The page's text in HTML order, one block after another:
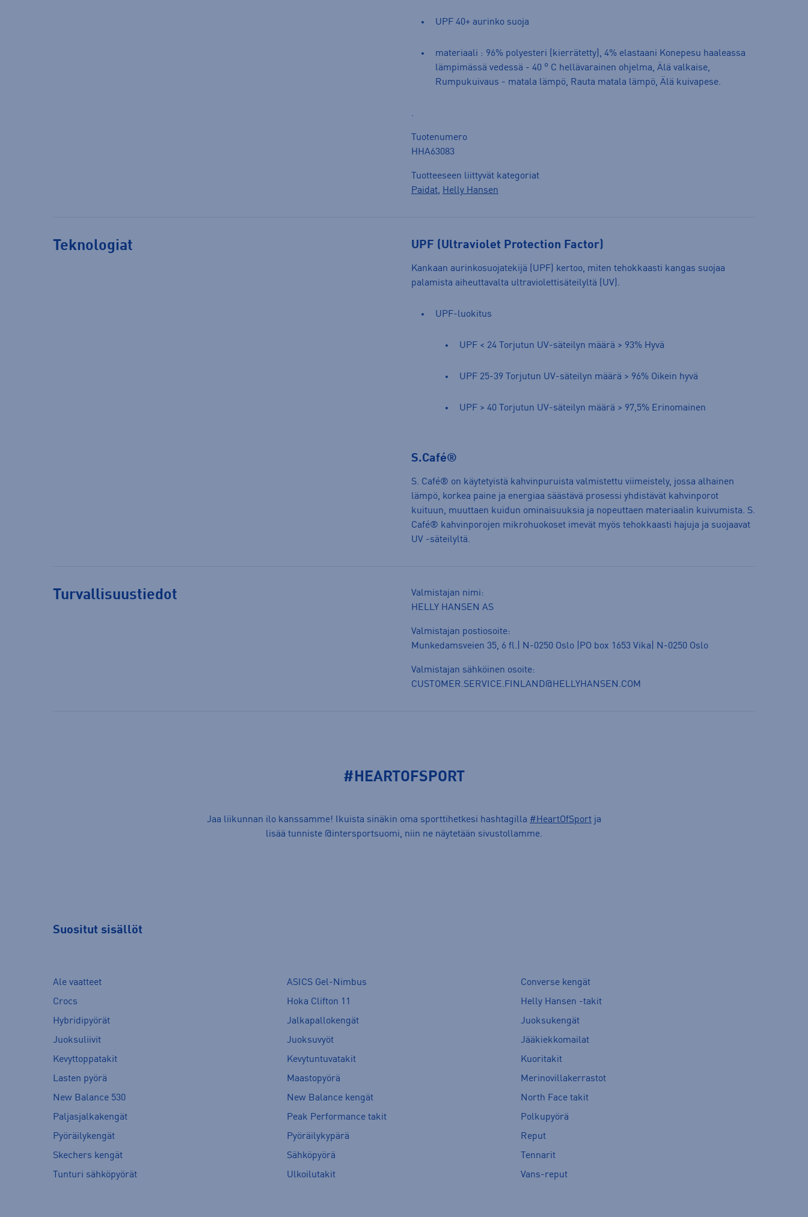
UPF 40+ aurinko suoja
materiaali : 96% polyesteri (kierrätetty), 4% elastaani Konepesu haaleassa
lämpimässä vedessä - 40 ° C hellävarainen ohjelma, Älä valkaise,
Rumpukuivaus - matala lämpö, Rauta matala lämpö, Älä kuivapese.
.
Tuotenumero
HHA63083
Tuotteeseen liittyvät kategoriat
Paidat, Helly Hansen
Teknologiat UPF (Ultraviolet Protection Factor)
Kankaan aurinkosuojatekijä (UPF) kertoo, miten tehokkaasti kangas suojaa
palamista aiheuttavalta ultraviolettisäteilyltä (UV).
UPF-luokitus
UPF < 24 Torjutun UV-säteilyn määrä > 93% Hyvä
UPF 25-39 Torjutun UV-säteilyn määrä > 96% Oikein hyvä
UPF > 40 Torjutun UV-säteilyn määrä > 97,5% Erinomainen
S.Café®
S. Café® on käytetyistä kahvinpuruista valmistettu viimeistely, jossa alhainen
lämpö, korkea paine ja energiaa säästävä prosessi yhdistävät kahvinporot
kuituun, muuttaen kuidun ominaisuuksia ja nopeuttaen materiaalin kuivumista. S.
Café® kahvinporojen mikrohuokoset imevät myös tehokkaasti hajuja ja suojaavat
UV -säteilyltä.
Turvallisuustiedot
Valmistajan nimi:
HELLY HANSEN AS
Valmistajan postiosoite:
Munkedamsveien 35, 6 fl.| N-0250 Oslo |PO box 1653 Vika| N-0250 Oslo
Valmistajan sähköinen osoite:
CUSTOMER.SERVICE.FINLAND@HELLYHANSEN.COM
#HEARTOFSPORT
Jaa liikunnan ilo kanssamme! Ikuista sinäkin oma sporttihetkesi hashtagilla #HeartOfSport ja
lisää tunniste @intersportsuomi, niin ne näytetään sivustollamme.
Suositut sisällöt
Ale vaatteet ASICS Gel-Nimbus
Converse kengät
Crocs
Hoka Clifton 11
Helly Hansen -takit
Hybridipyörät
Jalkapallokengät
Juoksukengät
Juoksuliivit
Juoksuvyöt
Jääkiekkomailat
Kevyttoppatakit
Kevytuntuvatakit
Kuoritakit
Lasten pyörä
Maastopyörä
Merinovillakerrastot
New Balance 530
New Balance kengät
North Face takit
Paljasjalkakengät
Peak Performance takit
Polkupyörä
Pyöräilykengät
Pyöräilykypärä
Reput
Skechers kengät
Sähköpyörä
Tennarit
Tunturi sähköpyörät
Ulkoilutakit Vans-reput